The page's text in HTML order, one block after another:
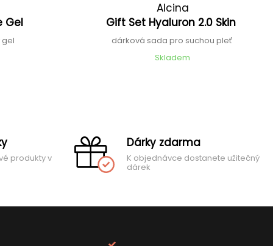
Gel
Alcina
Gift Set Hyaluron 2.0 Skin
dárková sada pro suchou pleť
Skladem
produkty v
Dárky zdarma
K objednávce dostanete užitečný
dárek